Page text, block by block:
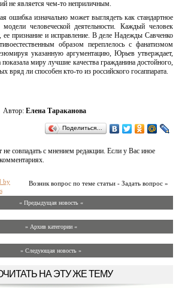
не является чем-то неприличным.
ошибка изначально может выглядеть как стандартное
человеческой деятельности. Каждый человек
ее признание и исправление. В деле Надежды Савченко
образом переплелось с фанатизмом
указанную аргументацию, Юрьев утверждает,
показала миру лучшие качества гражданина достойного,
вряд ли способен кто-то из российского госаппарата.
Автор: Елена Тараканова
Поделиться…
совпадать с мнением редакции. Если у Вас иное
Возник вопрос по теме статьи - Задать вопрос »
by
« Предыдущая новость «
» Архив категории «
» Следующая новость »
НА ЭТУ ЖЕ ТЕМУ